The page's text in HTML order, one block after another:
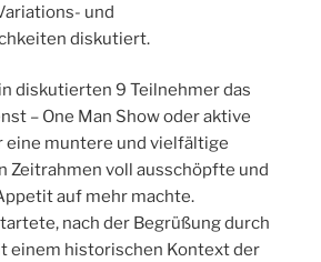
und
diskutiert.
diskutierten 9 Teilnehmer das
– One Man Show oder aktive
eine muntere und vielfältige
Zeitrahmen voll ausschöpfte und
auf mehr machte.
nach der Begrüßung durch
einem historischen Kontext der